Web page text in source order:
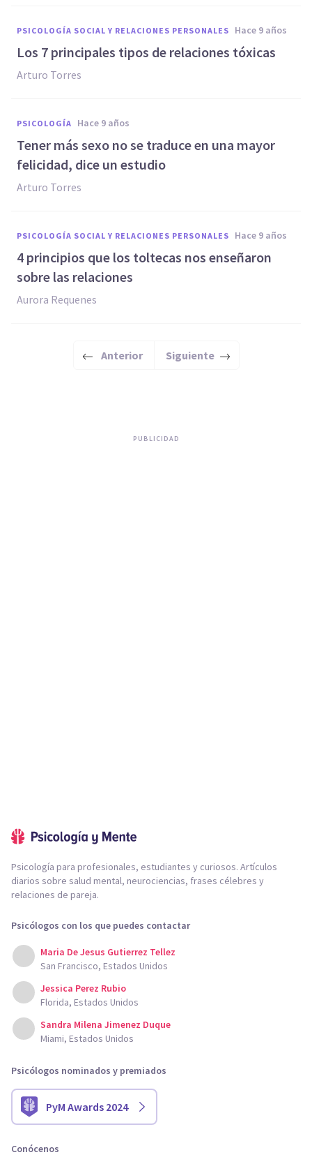
PSICOLOGÍA SOCIAL Y RELACIONES PERSONALES hace 9 años
​Los 7 principales tipos de relaciones tóxicas
Arturo Torres
PSICOLOGÍA hace 9 años
​Tener más sexo no se traduce en una mayor
felicidad, dice un estudio
Arturo Torres
PSICOLOGÍA SOCIAL Y RELACIONES PERSONALES hace 9 años
4 principios que los toltecas nos enseñaron
sobre las relaciones
Aurora Requenes
Anterior Siguiente
PUBLICIDAD
Psicología para profesionales, estudiantes y curiosos. Artículos
diarios sobre salud mental, neurociencias, frases célebres y
relaciones de pareja.
Psicólogos con los que puedes contactar
Maria De Jesus Gutierrez Tellez
San Francisco, Estados Unidos
Jessica Perez Rubio
Florida, Estados Unidos
Sandra Milena Jimenez Duque
Miami, Estados Unidos
Psicólogos nominados y premiados
PyM Awards 2024
Conócenos